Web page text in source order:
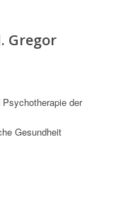
Gregor
der
Gesundheit